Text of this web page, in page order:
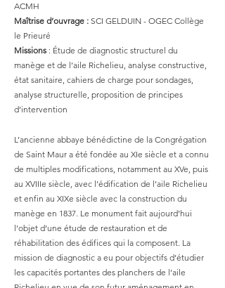
ACMH
Maîtrise d’ouvrage : SCI GELDUIN - OGEC Collège
le Prieuré
Missions : Étude de diagnostic structurel du
manège et de l’aile Richelieu, analyse constructive,
état sanitaire, cahiers de charge pour sondages,
analyse structurelle, proposition de principes
d’intervention
L’ancienne abbaye bénédictine de la Congrégation
de Saint Maur a été fondée au XIe siècle et a connu
de multiples modifications, notamment au XVe, puis
au XVIIIe siècle, avec l’édification de l’aile Richelieu
et enfin au XIXe siècle avec la construction du
manège en 1837. Le monument fait aujourd’hui
l’objet d’une étude de restauration et de
réhabilitation des édifices qui la composent. La
mission de diagnostic a eu pour objectifs d’étudier
les capacités portantes des planchers de l’aile